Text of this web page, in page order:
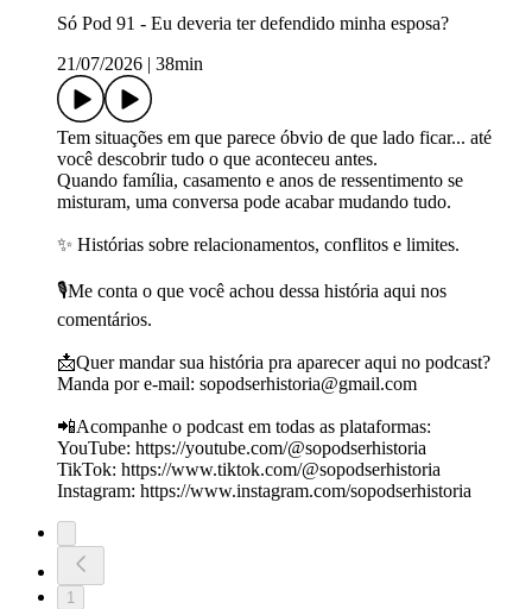
Só Pod 91 - Eu deveria ter defendido minha esposa?
21/07/2026
38min
Tem situações em que parece óbvio de que lado ficar... até
você descobrir tudo o que aconteceu antes.
Quando família, casamento e anos de ressentimento se
misturam, uma conversa pode acabar mudando tudo.
✨ Histórias sobre relacionamentos, conflitos e limites.
🎙️Me conta o que você achou dessa história aqui nos
comentários.
📩Quer mandar sua história pra aparecer aqui no podcast?
Manda por e-mail: ⁠⁠⁠⁠⁠⁠⁠⁠⁠⁠⁠⁠⁠⁠sopodserhistoria@gmail.com⁠⁠⁠⁠⁠⁠⁠⁠⁠⁠⁠⁠⁠⁠
📲Acompanhe o podcast em todas as plataformas:
YouTube: https://youtube.com/@sopodserhistoria
TikTok: ⁠https://www.tiktok.com/@sopodserhistoria⁠
Instagram: https://www.instagram.com/sopodserhistoria
1